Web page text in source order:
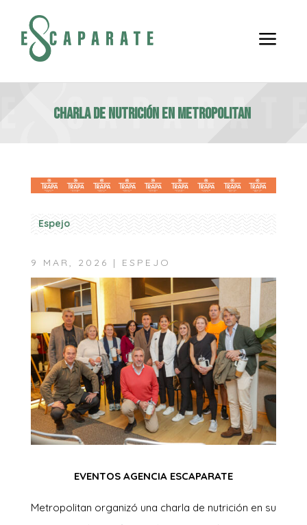
a
CHARLA DE NUTRICIÓN EN METROPOLITAN
Espejo
9 MAR, 2026 | ESPEJO
EVENTOS AGENCIA ESCAPARATE
Metropolitan organizó una charla de nutrición en su